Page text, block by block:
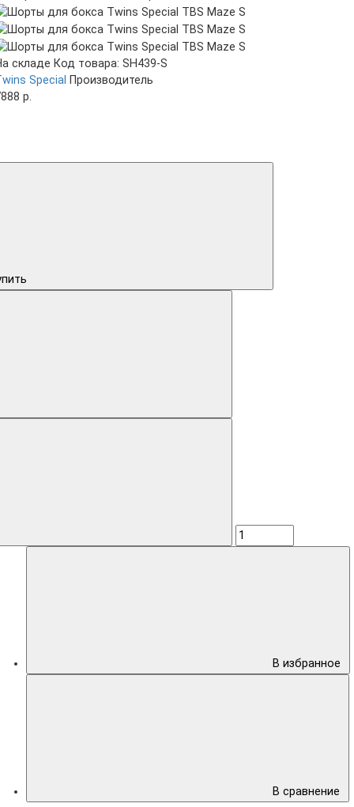
складе Код товара: SH439-S
Special Производитель
р.
В избранное
В сравнение